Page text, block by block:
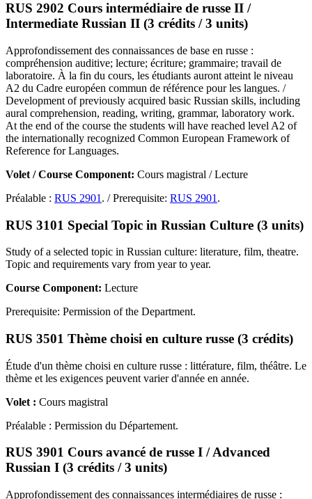
RUS 2902 Cours intermédiaire de russe II /
Intermediate Russian II (3 crédits / 3 units)
Approfondissement des connaissances de base en russe :
compréhension auditive; lecture; écriture; grammaire; travail de
laboratoire. À la fin du cours, les étudiants auront atteint le niveau
A2 du Cadre européen commun de référence pour les langues. /
Development of previously acquired basic Russian skills, including
aural comprehension, reading, writing, grammar, laboratory work.
At the end of the course the students will have reached level A2 of
the internationally recognized Common European Framework of
Reference for Languages.
Volet / Course Component: Cours magistral / Lecture
Préalable : RUS 2901 . / Prerequisite: RUS 2901 .
RUS 3101 Special Topic in Russian Culture (3 units)
Study of a selected topic in Russian culture: literature, film, theatre.
Topic and requirements vary from year to year.
Course Component: Lecture
Prerequisite: Permission of the Department.
RUS 3501 Thème choisi en culture russe (3 crédits)
Étude d'un thème choisi en culture russe : littérature, film, théâtre. Le
thème et les exigences peuvent varier d'année en année.
Volet : Cours magistral
Préalable : Permission du Département.
RUS 3901 Cours avancé de russe I / Advanced
Russian I (3 crédits / 3 units)
Approfondissement des connaissances intermédiaires de russe :